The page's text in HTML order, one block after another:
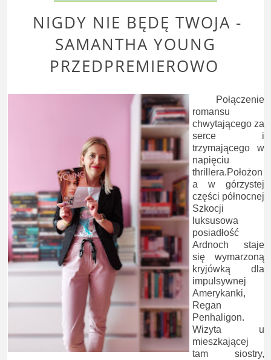
NIGDY NIE BĘDĘ TWOJA -
SAMANTHA YOUNG
PRZEDPREMIEROWO
Połączenie
romansu
chwytającego za
serce i
trzymającego w
napięciu
thrillera.Położon
a w górzystej
części północnej
Szkocji
luksusowa
posiadłość
Ardnoch staje
się wymarzoną
kryjówką dla
impulsywnej
Amerykanki,
Regan
Penhaligon.
Wizyta u
mieszkającej
tam siostry,